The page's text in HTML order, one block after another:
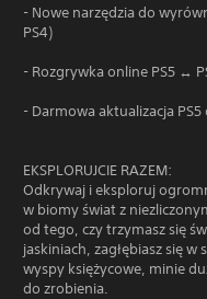
- Nowe narzędzia do
PS4)
- Rozgrywka online PS5 ↔
- Darmowa aktualizacja
EKSPLORUJCIE RAZEM:
Odkrywaj i eksploruj
w biomy świat z
od tego, czy trzymasz się
jaskiniach, zagłębiasz się
wyspy księżycowe, minie
do zrobienia.